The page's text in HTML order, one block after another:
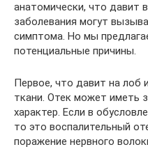
анатомически, что давит
заболевания могут
симптома. Но мы
потенциальные причины.
Первое, что давит на лоб
ткани. Отек может иметь
характер. Если в
то это воспалительный
поражение нервного